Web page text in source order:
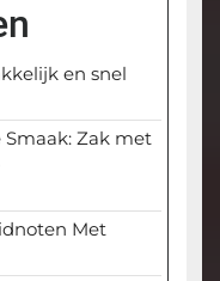
en snel
Zak met
Met